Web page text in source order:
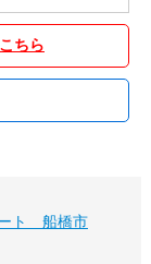
ちら
ト 船橋市